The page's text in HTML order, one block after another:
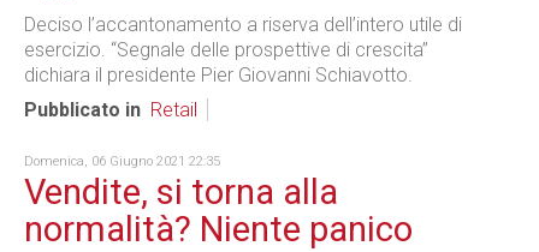
Deciso l’accantonamento a riserva dell’intero utile di
esercizio. “Segnale delle prospettive di crescita”
dichiara il presidente Pier Giovanni Schiavotto.
Pubblicato in Retail
Domenica, 06 Giugno 2021 22:35
Vendite, si torna alla
normalità? Niente panico